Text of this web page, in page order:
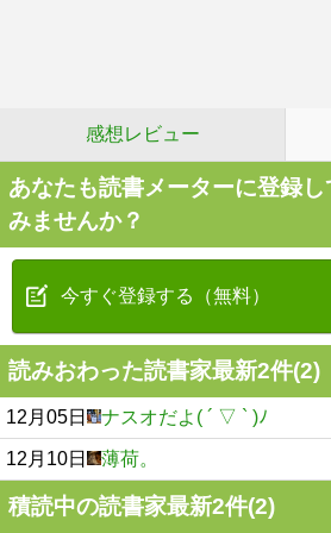
感想レビュー
あなたも読書メーターに登録
みませんか？
今すぐ登録する（無料）
読みおわった読書家最新2件(2)
12月05日 ナスオだよ( ´ ▽ ` )ﾉ
12月10日 薄荷。
積読中の読書家最新2件(2)